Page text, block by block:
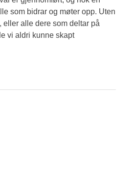
som bidrar og møter opp. Uten
eller alle dere som deltar på
vi aldri kunne skapt